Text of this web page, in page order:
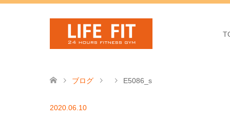
ブログ E5086_s
2020.06.10